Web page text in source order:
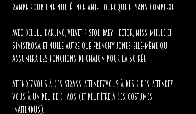
rampe pour une nuit étincelante, loufoque et sans complexe.
Avec Delulu Darling, Velvet Pistol, Baby Hector, Miss Mielle et
Sinistrosa, et nulle autre que Frenchy Jones elle-même qui
assumera les fonctions de chaton pour la soirée.
Attendez-vous à des strass. Attendez-vous à des rires. Attendez-
vous à un peu de chaos (et peut-être à des costumes
inattendus).